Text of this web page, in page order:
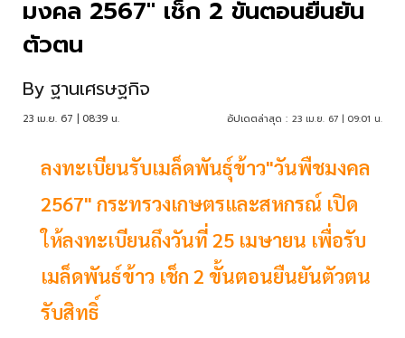
มงคล 2567" เช็ก 2 ขั้นตอนยืนยัน
ตัวตน
By ฐานเศรษฐกิจ
23 เม.ย. 67 | 08:39 น. อัปเดตล่าสุด : 23 เม.ย. 67 | 09:01 น.
ลงทะเบียนรับเมล็ดพันธุ์ข้าว"วันพืชมงคล
2567" กระทรวงเกษตรและสหกรณ์ เปิด
ให้ลงทะเบียนถึงวันที่ 25 เมษายน เพื่อรับ
เมล็ดพันธ์ข้าว เช็ก 2 ขั้นตอนยืนยันตัวตน
รับสิทธิ์